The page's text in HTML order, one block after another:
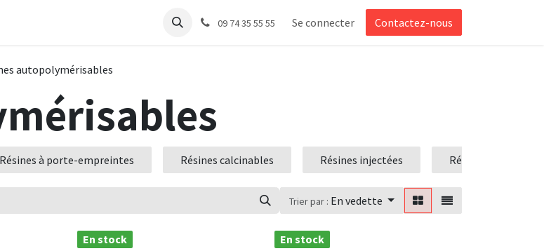
Support09 74 35 55 55 Se connecter Contactez-nous
autopolymérisables
Résines à porte-empreintes Résines calcinables Résines injectées Résines
Trier par : En vedette
En stock En stock